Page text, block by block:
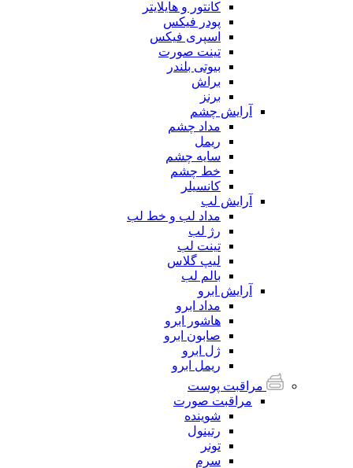
کانتور و هایلایتر
پودر فیکس
اسپری فیکس
تینت صورت
بیوتی بلندر
براش
برنز
آرایش چشم
مداد چشم
ریمل
سایه چشم
خط چشم
کانسیلر
آرایش لب
مداد لب و خط لب
رژ لب
تینت لب
لیپ گلاس
بالم لب
آرایش ابرو
مداد ابرو
هاشور ابرو
صابون ابرو
ژل ابرو
ریمل ابرو
مراقبت پوست
مراقبت صورت
شوینده
رتینول
تونر
سرم